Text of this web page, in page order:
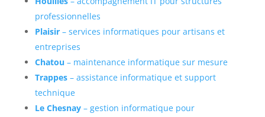
professionnelles
Plaisir– services informatiques pour artisans et
entreprises
Chatou – maintenance informatique sur mesure
Trappes– assistance informatique et support
technique
Le Chesnay– gestion informatique pour